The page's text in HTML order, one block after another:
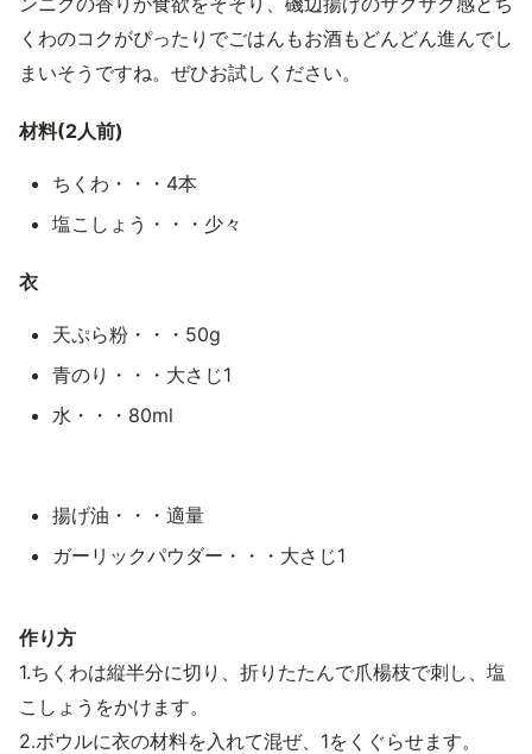
くわのコクがぴったりでごはんもお酒もどんどん進んでし
まいそうですね。ぜひお試しください。
材料(2人前)
ちくわ・・・4本
塩こしょう・・・少々
衣
天ぷら粉・・・50g
青のり・・・大さじ1
水・・・80ml
揚げ油・・・適量
ガーリックパウダー・・・大さじ1
作り方
1.ちくわは縦半分に切り、折りたたんで爪楊枝で刺し、塩
こしょうをかけます。
2.ボウルに衣の材料を入れて混ぜ、1をくぐらせます。